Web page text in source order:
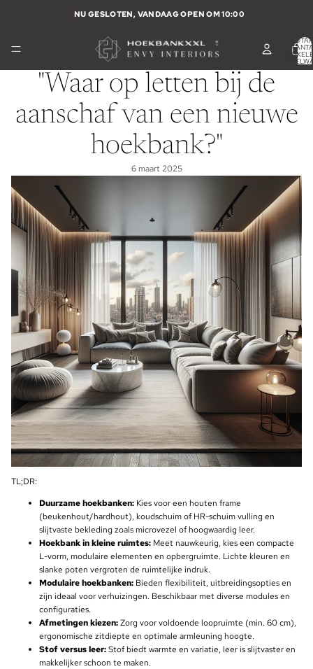
NU GESLOTEN, VANDAAG OPEN OM 10:00
"Waar op letten bij de
aanschaf van een nieuwe
hoekbank?"
6 maart 2025
TL;DR:
Duurzame hoekbanken: Kies voor een houten frame
(beukenhout/hardhout), koudschuim of HR-schuim vulling en
slijtvaste bekleding zoals microvezel of hoogwaardig leer.
Hoekbank in kleine ruimtes: Meet nauwkeurig, kies een compacte
L-vorm, modulaire elementen en opbergruimte. Lichte kleuren en
slanke poten vergroten de ruimtelijke indruk.
Modulaire hoekbanken: Bieden flexibiliteit, uitbreidingsopties en
zijn ideaal voor verhuizingen. Beschikbaar met diverse modules en
configuraties.
Afmetingen kiezen:Zorg voor voldoende loopruimte (min. 60 cm),
ergonomische zitdiepte en optimale armleuning hoogte.
Stof versus leer:Stof biedt warmte en variatie, leer is slijtvaster en
makkelijker schoon te maken.